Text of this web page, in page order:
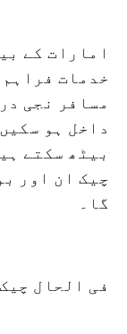
امارات کے
خدمات فراہم
مسافر نجی
داخل ہو
بیٹھ سکتے
چیک ان اور
گا۔
فی الحال